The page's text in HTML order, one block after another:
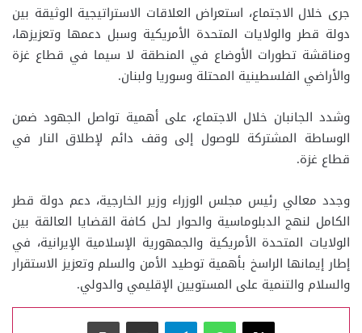
جرى خلال الاجتماع، استعراض العلاقات الاستراتيجية الوثيقة بين
دولة قطر والولايات المتحدة الأمريكية وسبل دعمها وتعزيزها،
ومناقشة تطورات الأوضاع في المنطقة لا سيما في قطاع غزة
والأراضي الفلسطينية المحتلة وسوريا ولبنان.
وشدد الجانبان خلال الاجتماع، على أهمية تواصل الجهود ضمن
الوساطة المشتركة للوصول إلى وقف دائم لإطلاق النار في
قطاع غزة.
وجدد معالي رئيس مجلس الوزراء وزير الخارجية، دعم دولة قطر
الكامل لنهج الدبلوماسية والحوار لحل كافة القضايا العالقة بين
الولايات المتحدة الأمريكية والجمهورية الإسلامية الإيرانية، في
إطار إيمانها الراسخ بأهمية توطيد الأمن والسلم وتعزيز الاستقرار
والسلام والتنمية على المستويين الإقليمي والدولي.
‫X
واتسابتيلقراممشاركة عبر البريد طباعة